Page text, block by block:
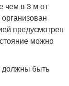
чем в 3 м от
предусмотрен
можно
должны быть